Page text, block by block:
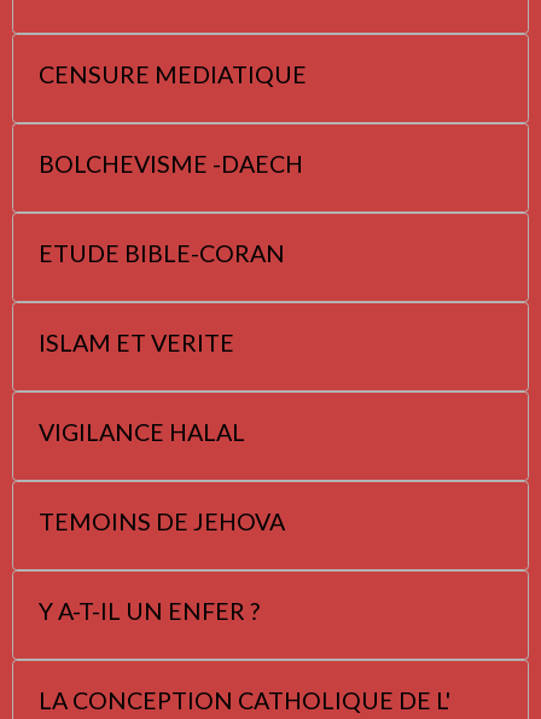
CENSURE MEDIATIQUE
BOLCHEVISME -DAECH
ETUDE BIBLE-CORAN
ISLAM ET VERITE
VIGILANCE HALAL
TEMOINS DE JEHOVA
Y A-T-IL UN ENFER ?
LA CONCEPTION CATHOLIQUE DE L'